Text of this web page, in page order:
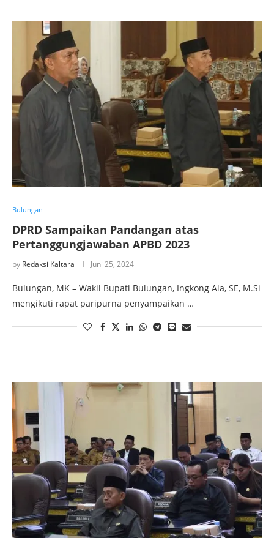
Bulungan
DPRD Sampaikan Pandangan atas
Pertanggungjawaban APBD 2023
by Redaksi Kaltara Juni 25, 2024
Bulungan, MK – Wakil Bupati Bulungan, Ingkong Ala, SE, M.Si
mengikuti rapat paripurna penyampaikan …